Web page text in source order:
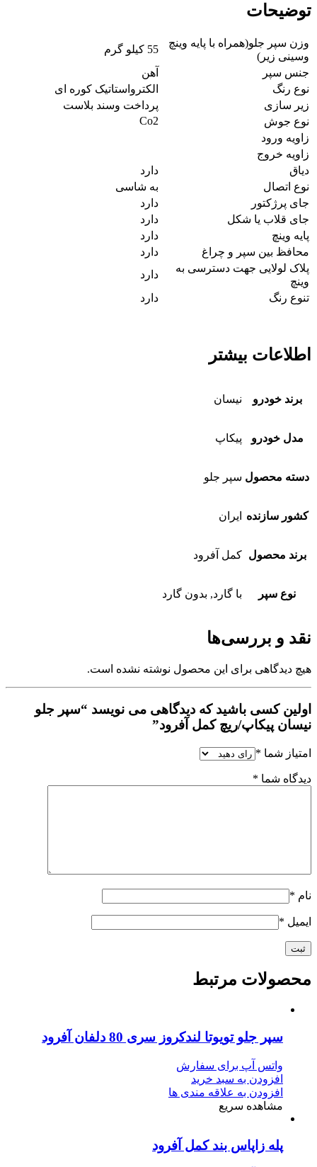
توضیحات
وزن سپر جلو(همراه با پایه وینچ
وسینی زیر)
55 کیلو گرم
جنس سپر
آهن
نوع رنگ
الکترواستاتیک کوره ای
زیر سازی
پرداخت وسند بلاست
نوع جوش
Co2
زاویه ورود
زاویه خروج
دیاق
دارد
نوع اتصال
به شاسی
جای پرژکتور
دارد
جای قلاب یا شکل
دارد
پایه وینچ
دارد
محافظ بین سپر و چراغ
دارد
پلاک لولایی جهت دسترسی به
وینچ
دارد
تنوع رنگ
دارد
اطلاعات بیشتر
برند خودرو نیسان
مدل خودرو پیکاپ
دسته محصول سپر جلو
کشور سازنده ایران
برند محصول کمل آفرود
نوع سپر با گارد, بدون گارد
نقد و بررسی‌ها
هیچ دیدگاهی برای این محصول نوشته نشده است.
اولین کسی باشید که دیدگاهی می نویسد “سپر جلو
نیسان پیکاپ/ریچ کمل آفرود”
امتیاز شما *
دیدگاه شما *
نام *
ایمیل *
محصولات مرتبط
سپر جلو تویوتا لندکروز سری 80 دلفان آفرود
واتس آپ برای سفارش
افزودن به سبد خرید
افزودن به علاقه مندی ها
مشاهده سریع
پله زاپاس بند کمل آفرود